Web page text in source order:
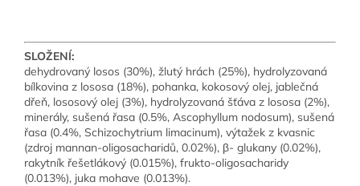
SLOŽENÍ:
dehydrovaný losos (30%), žlutý hrách (25%), hydrolyzovaná
bílkovina z lososa (18%), pohanka, kokosový olej, jablečná
dřeň, lososový olej (3%), hydrolyzovaná šťáva z lososa (2%),
minerály, sušená řasa (0.5%, Ascophyllum nodosum), sušená
řasa (0.4%, Schizochytrium limacinum), výtažek z kvasnic
(zdroj mannan-oligosacharidů, 0.02%), β- glukany (0.02%),
rakytník řešetlákový (0.015%), frukto-oligosacharidy
(0.013%), juka mohave (0.013%).